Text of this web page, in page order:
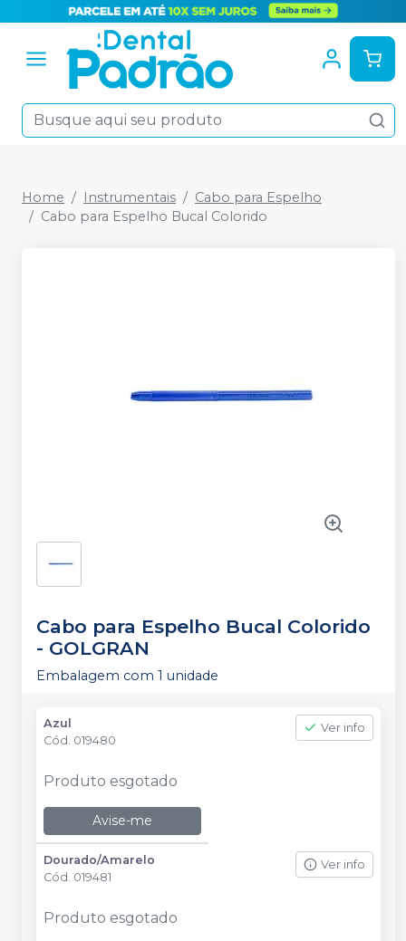
Home Instrumentais
Cabo para Espelho
Cabo para Espelho Bucal Colorido
Cabo para Espelho Bucal Colorido
- GOLGRAN
Embalagem com 1 unidade
Azul
Cód. 019480
Ver info
Produto esgotado
Avise-me
Dourado/Amarelo
Cód. 019481
Ver info
Produto esgotado